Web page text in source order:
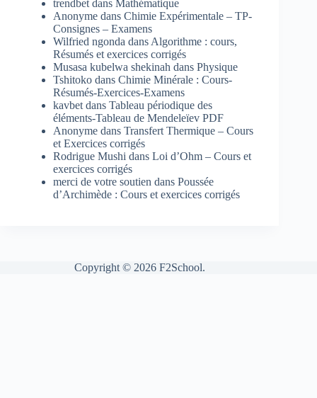
trendbet dans Mathématique
Anonyme dans Chimie Expérimentale – TP-
Consignes – Examens
Wilfried ngonda dans Algorithme : cours,
Résumés et exercices corrigés
Musasa kubelwa shekinah dans Physique
Tshitoko dans Chimie Minérale : Cours-
Résumés-Exercices-Examens
kavbet dans Tableau périodique des
éléments-Tableau de Mendeleïev PDF
Anonyme dans Transfert Thermique – Cours
et Exercices corrigés
Rodrigue Mushi dans Loi d’Ohm – Cours et
exercices corrigés
merci de votre soutien dans Poussée
d’Archimède : Cours et exercices corrigés
Copyright © 2026 F2School.